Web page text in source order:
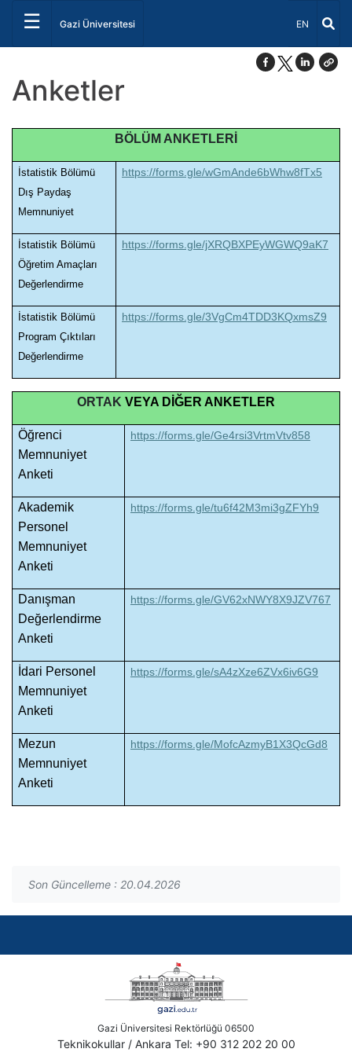
☰ Gazi Üniversitesi Dil Seçiniz
EN
Anketler
BÖLÜM ANKETLERİ
İstatistik Bölümü
Dış Paydaş
Memnuniyet
https://forms.gle/wGmAnde6bWhw8fTx5
İstatistik Bölümü
Öğretim Amaçları
Değerlendirme
https://forms.gle/jXRQBXPEyWGWQ9aK7
İstatistik Bölümü
Program Çıktıları
Değerlendirme
https://forms.gle/3VgCm4TDD3KQxmsZ9
ORTAK VEYA DİĞER ANKETLER
Öğrenci
Memnuniyet
Anketi
https://forms.gle/Ge4rsi3VrtmVtv858
Akademik
Personel
Memnuniyet
Anketi
https://forms.gle/tu6f42M3mi3gZFYh9
Danışman
Değerlendirme
Anketi
https://forms.gle/GV62xNWY8X9JZV767
İdari Personel
Memnuniyet
Anketi
https://forms.gle/sA4zXze6ZVx6iv6G9
Mezun
Memnuniyet
Anketi
https://forms.gle/MofcAzmyB1X3QcGd8
Son Güncelleme : 20.04.2026
Gazi Üniversitesi Rektörlüğü 06500
Teknikokullar / Ankara Tel: +90 312 202 20 00